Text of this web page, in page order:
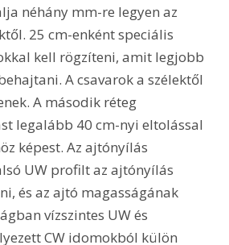
néhány mm-re legyen az
25 cm-enként speciális
kell rögzíteni, amit legjobb
A csavarok a szélektől
A második réteg
legalább 40 cm-nyi eltolással
képest. Az ajtónyílás
UW profilt az ajtónyílás
és az ajtó magasságának
vízszintes UW és
CW idomokból külön